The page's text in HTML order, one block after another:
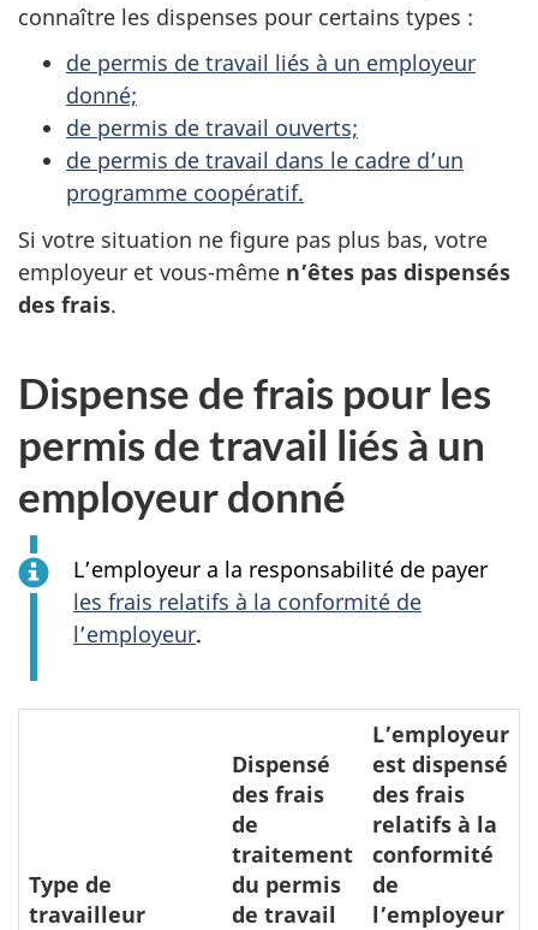
connaître les dispenses pour certains types :
de permis de travail liés à un employeur
donné;
de permis de travail ouverts;
de permis de travail dans le cadre d’un
programme coopératif.
Si votre situation ne figure pas plus bas, votre
employeur et vous-même n’êtes pas dispensés
des frais.
Dispense de frais pour les
permis de travail liés à un
employeur donné
L’employeur a la responsabilité de payer
les frais relatifs à la conformité de
l’employeur.
Type de
travailleur
Dispensé
des frais
de
traitement
du permis
de travail
L’employeur
est dispensé
des frais
relatifs à la
conformité
de
l’employeur